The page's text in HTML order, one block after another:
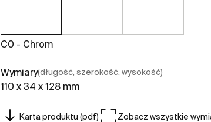
C0 - Chrom
Wymiary(długość, szerokość, wysokość)
110 x 34 x 128 mm
Karta produktu (pdf) Zobacz wszystkie